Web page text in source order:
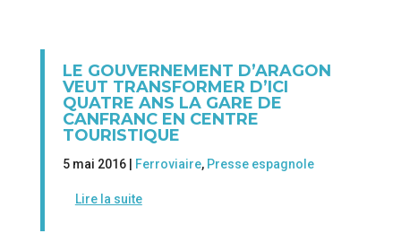
LE GOUVERNEMENT D’ARAGON
VEUT TRANSFORMER D’ICI
QUATRE ANS LA GARE DE
CANFRANC EN CENTRE
TOURISTIQUE
5 mai 2016 | Ferroviaire, Presse espagnole
Lire la suite